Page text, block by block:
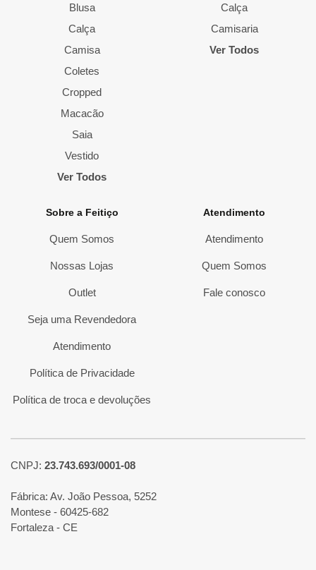
Blusa
Calça
Camisa
Coletes
Cropped
Macacão
Saia
Vestido
Ver Todos
Calça
Camisaria
Ver Todos
Sobre a Feitiço
Quem Somos
Nossas Lojas
Outlet
Seja uma Revendedora
Atendimento
Política de Privacidade
Política de troca e devoluções
Atendimento
Atendimento
Quem Somos
Fale conosco
CNPJ: 23.743.693/0001-08
Fábrica: Av. João Pessoa, 5252
Montese - 60425-682
Fortaleza - CE